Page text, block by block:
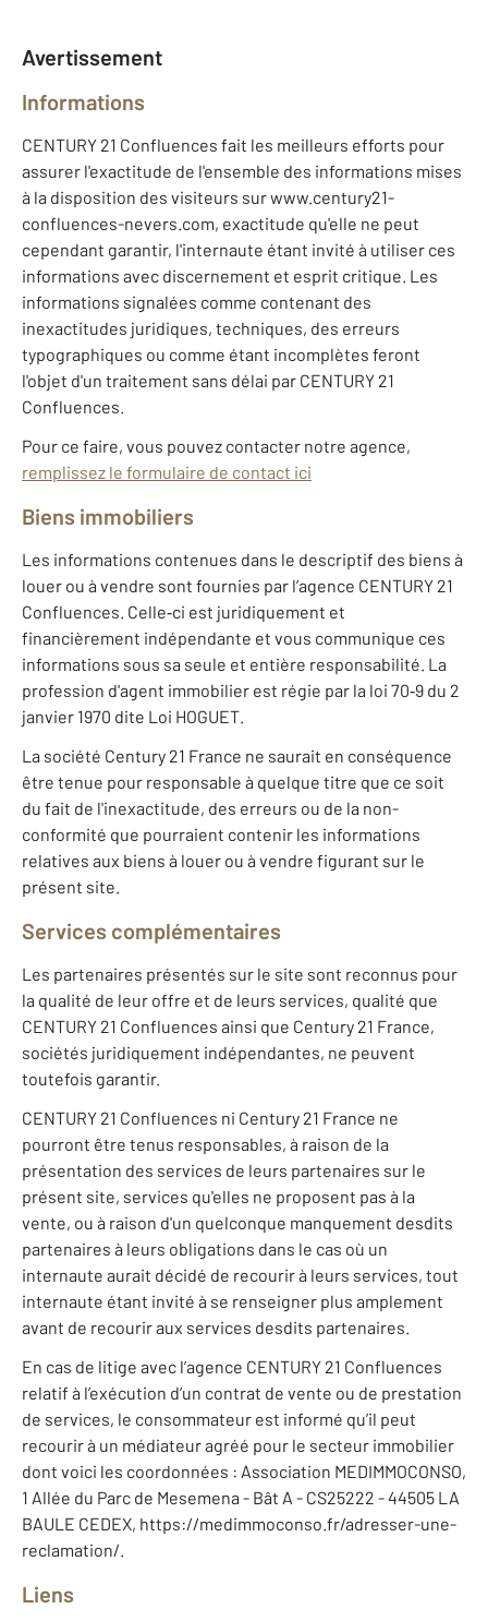
Avertissement
Informations
CENTURY 21 Confluences fait les meilleurs efforts pour
assurer l'exactitude de l'ensemble des informations mises
à la disposition des visiteurs sur www.century21-
confluences-nevers.com, exactitude qu'elle ne peut
cependant garantir, l'internaute étant invité à utiliser ces
informations avec discernement et esprit critique. Les
informations signalées comme contenant des
inexactitudes juridiques, techniques, des erreurs
typographiques ou comme étant incomplètes feront
l'objet d'un traitement sans délai par CENTURY 21
Confluences.
Pour ce faire, vous pouvez contacter notre agence,
remplissez le formulaire de contact ici
Biens immobiliers
Les informations contenues dans le descriptif des biens à
louer ou à vendre sont fournies par l’agence CENTURY 21
Confluences. Celle‐ci est juridiquement et
financièrement indépendante et vous communique ces
informations sous sa seule et entière responsabilité. La
profession d'agent immobilier est régie par la loi 70‐9 du 2
janvier 1970 dite Loi HOGUET.
La société Century 21 France ne saurait en conséquence
être tenue pour responsable à quelque titre que ce soit
du fait de l'inexactitude, des erreurs ou de la non-
conformité que pourraient contenir les informations
relatives aux biens à louer ou à vendre figurant sur le
présent site.
Services complémentaires
Les partenaires présentés sur le site sont reconnus pour
la qualité de leur offre et de leurs services, qualité que
CENTURY 21 Confluences ainsi que Century 21 France,
sociétés juridiquement indépendantes, ne peuvent
toutefois garantir.
CENTURY 21 Confluences ni Century 21 France ne
pourront être tenus responsables, à raison de la
présentation des services de leurs partenaires sur le
présent site, services qu'elles ne proposent pas à la
vente, ou à raison d'un quelconque manquement desdits
partenaires à leurs obligations dans le cas où un
internaute aurait décidé de recourir à leurs services, tout
internaute étant invité à se renseigner plus amplement
avant de recourir aux services desdits partenaires.
En cas de litige avec l’agence CENTURY 21 Confluences
relatif à l’exécution d’un contrat de vente ou de prestation
de services, le consommateur est informé qu’il peut
recourir à un médiateur agréé pour le secteur immobilier
dont voici les coordonnées : Association MEDIMMOCONSO,
1 Allée du Parc de Mesemena - Bât A - CS25222 - 44505 LA
BAULE CEDEX, https://medimmoconso.fr/adresser-une-
reclamation/.
Liens